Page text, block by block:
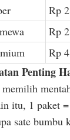
Rp
Rp
Rp
Penting
itu, 1 paket
sate bumbu